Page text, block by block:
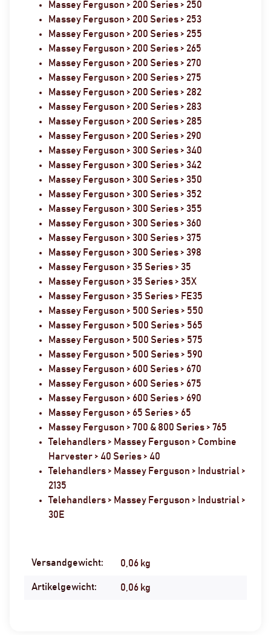
Massey Ferguson > 200 Series > 250
Massey Ferguson > 200 Series > 253
Massey Ferguson > 200 Series > 255
Massey Ferguson > 200 Series > 265
Massey Ferguson > 200 Series > 270
Massey Ferguson > 200 Series > 275
Massey Ferguson > 200 Series > 282
Massey Ferguson > 200 Series > 283
Massey Ferguson > 200 Series > 285
Massey Ferguson > 200 Series > 290
Massey Ferguson > 300 Series > 340
Massey Ferguson > 300 Series > 342
Massey Ferguson > 300 Series > 350
Massey Ferguson > 300 Series > 352
Massey Ferguson > 300 Series > 355
Massey Ferguson > 300 Series > 360
Massey Ferguson > 300 Series > 375
Massey Ferguson > 300 Series > 398
Massey Ferguson > 35 Series > 35
Massey Ferguson > 35 Series > 35X
Massey Ferguson > 35 Series > FE35
Massey Ferguson > 500 Series > 550
Massey Ferguson > 500 Series > 565
Massey Ferguson > 500 Series > 575
Massey Ferguson > 500 Series > 590
Massey Ferguson > 600 Series > 670
Massey Ferguson > 600 Series > 675
Massey Ferguson > 600 Series > 690
Massey Ferguson > 65 Series > 65
Massey Ferguson > 700 & 800 Series > 765
Telehandlers > Massey Ferguson > Combine
Harvester > 40 Series > 40
Telehandlers > Massey Ferguson > Industrial >
2135
Telehandlers > Massey Ferguson > Industrial >
30E
Produkteigenschaft
Wert
Versandgewicht: 0,06 kg
Artikelgewicht: 0,06 kg